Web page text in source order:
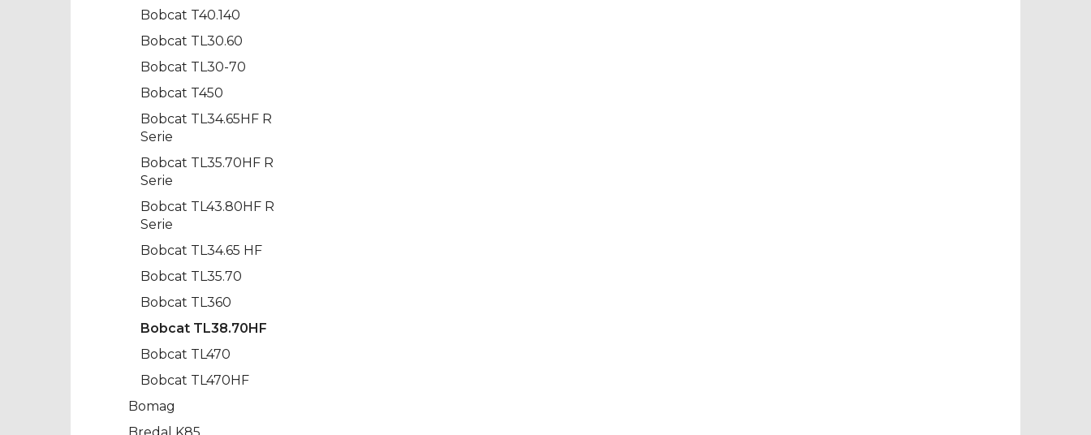
Bobcat T40.140
Bobcat TL30.60
Bobcat TL30-70
Bobcat T450
Bobcat TL34.65HF R
Serie
Bobcat TL35.70HF R
Serie
Bobcat TL43.80HF R
Serie
Bobcat TL34.65 HF
Bobcat TL35.70
Bobcat TL360
Bobcat TL38.70HF
Bobcat TL470
Bobcat TL470HF
Bomag